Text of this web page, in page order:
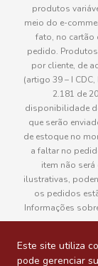
Este site utiliza
pode gerenciar
produtos
meio do e-
fato, no cartão
pedido.
por cliente, de
(artigo 39 – I CDC,
2.181 de
disponibilidade
que serão
de estoque no
a faltar no
item não
ilustrativas,
os pedidos
Informações